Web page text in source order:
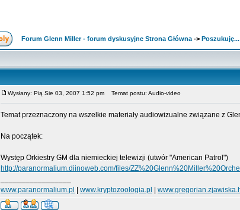
Forum Glenn Miller - forum dyskusyjne Strona Główna -> Poszukuję...
Wysłany: Pią Sie 03, 2007 1:52 pm Temat postu: Audio-video
Temat przeznaczony na wszelkie materiały audiowizualne związane z
Na początek:
Występ Orkiestry GM dla niemieckiej telewizji (utwór "American Patrol")
http://paranormalium.diinoweb.com/files/
www.paranormalium.pl
www.kryptozoologia.pl